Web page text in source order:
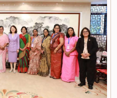
பெப்ரவரி 17 ஆம் திகதி ஒழுக்கநெறிகள் மற்றும்
ஆஜராகினர். இந்த நடவடிக்கைகளின் போது, அவர்கள்
உரிய பரிசீலனையின் பின்னர்,
என்பதையும், பாராளுமன்றக்
நடைமுறைகளை மதிப்பதன்
என்பதையும் கவனத்திற்கொண்டு,
அரசாங்க பொறுப்பு முயற்சிகள் பற்றிய
ஏற்றுக்கொண்டது.பாராளுமன்றக்
மிக உயர்ந்த நடத்தை தரநிலைகளைக்
இணங்க வேண்டும் மற்றும் எல்லா
அதிகாரத்தை நிலைநிறுத்த வேண்டும் என்று